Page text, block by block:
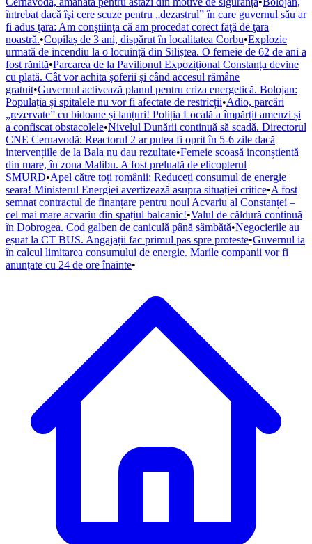
întrebat dacă îşi cere scuze pentru „dezastrul” în care guvernul său ar
fi adus ţara: Am conştiinţa că am procedat corect faţă de ţara
noastră.•Copilaș de 3 ani, dispărut în localitatea Corbu•Explozie
urmată de incendiu la o locuință din Siliștea. O femeie de 62 de ani a
fost rănită•Parcarea de la Pavilionul Expozițional Constanța devine
cu plată. Cât vor achita șoferii și când accesul rămâne
gratuit•Guvernul activează planul pentru criza energetică. Bolojan:
Populația și spitalele nu vor fi afectate de restricții•Adio, parcări
„rezervate” cu bidoane și lanțuri! Poliția Locală a împărțit amenzi și
a confiscat obstacolele•Nivelul Dunării continuă să scadă. Directorul
CNE Cernavodă: Reactorul 2 ar putea fi oprit în 5-6 zile dacă
intervențiile de la Bala nu dau rezultate•Femeie scoasă inconștientă
din mare, în zona Malibu. A fost preluată de elicopterul
SMURD•Apel către toți românii: Reduceți consumul de energie
seara! Ministerul Energiei avertizează asupra situației critice•A fost
semnat contractul de finanțare pentru noul Acvariu al Constanței –
cel mai mare acvariu din spațiul balcanic!•Valul de căldură continuă
în Dobrogea. Cod galben de caniculă până sâmbătă•Negocierile au
eșuat la CT BUS. Angajații fac primul pas spre proteste•Guvernul ia
în calcul limitarea consumului de energie. Marile companii vor fi
anunțate cu 24 de ore înainte•